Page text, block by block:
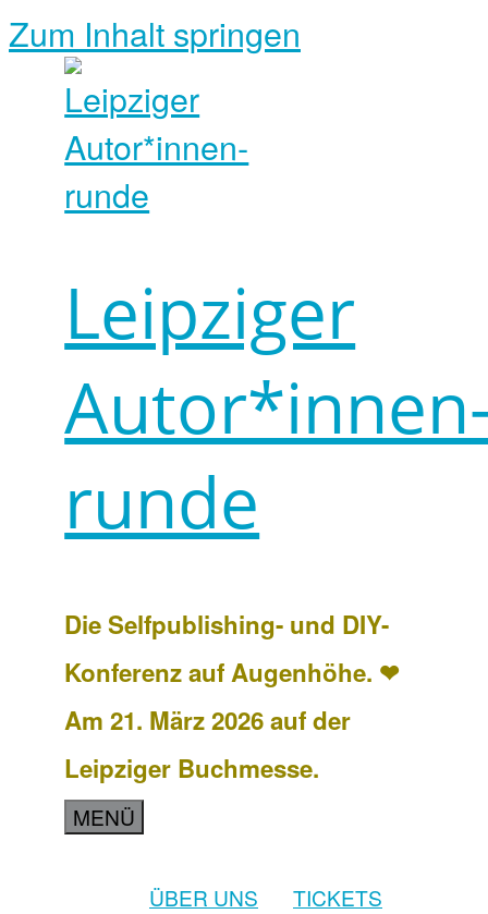
Zum Inhalt springen
Leipziger
runde
Die Selfpublishing- und DIY-
Konferenz auf Augenhöhe. ❤
Am 21. März 2026 auf der
Leipziger Buchmesse.
MENÜ
ÜBER UNS
TICKETS